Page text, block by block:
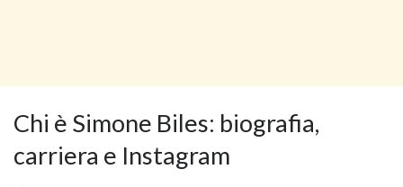
Chi è Simone Biles: biografia,
carriera e Instagram